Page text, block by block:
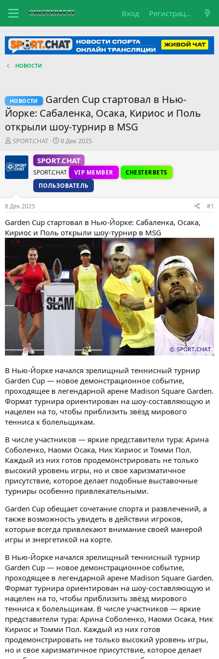
Вход Регистрация
НОВОСТИ
НОВОСТИ
Garden Cup стартовал в Нью-
Йорке: Сабаленка, Осака, Кириос и Поль
открыли шоу-турнир в MSG
А
т
о
е
м
ы
SPORT.CHAT
Д
т
а
н
а
ч
л
а
8 Дек 2025
SPORT.CHAT
SPORT.CHAT VIP MEMBER
CHESTERBETS
ПОЛЬЗОВАТЕЛЬ
8 Дек 2025 #1
Garden Cup стартовал в Нью-Йорке: Сабаленка, Осака,
Кириос и Поль открыли шоу-турнир в MSG
В Нью-Йорке начался зрелищный теннисный турнир
Garden Cup — новое демонстрационное событие,
проходящее в легендарной арене Madison Square Garden.
Формат турнира ориентирован на шоу-составляющую и
нацелен на то, чтобы приблизить звёзд мирового
тенниса к болельщикам.
В числе участников — яркие представители тура: Арина
Соболенко, Наоми Осака, Ник Кириос и Томми Пол.
Каждый из них готов продемонстрировать не только
высокий уровень игры, но и свое харизматичное
присутствие, которое делает подобные выставочные
турниры особенно привлекательными.
Garden Cup обещает сочетание спорта и развлечений, а
также возможность увидеть в действии игроков,
которые всегда привлекают внимание своей манерой
игры и энергетикой на корте.
В Нью-Йорке начался зрелищный теннисный турнир
Garden Cup — новое демонстрационное событие,
проходящее в легендарной арене Madison Square Garden.
Формат турнира ориентирован на шоу-составляющую и
нацелен на то, чтобы приблизить звёзд мирового
тенниса к болельщикам. В числе участников — яркие
представители тура: Арина Соболенко, Наоми Осака, Ник
Кириос и Томми Пол. Каждый из них готов
продемонстрировать не только высокий уровень игры,
но и свое харизматичное присутствие, которое делает